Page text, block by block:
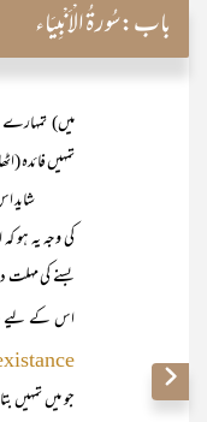
باب:سُورۃُ الْاَنْبِیَاء
میں)
تمہیں فائدہ
شاید اس
کی وجہ یہ ہو
بسنے کی مہلت
اس کے لیے
جو میں تمہیں